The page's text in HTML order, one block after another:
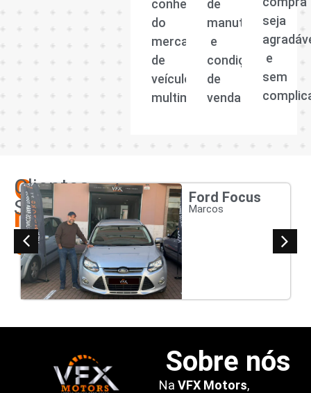
conhecedora
do
mercado
de
veículos
multimarcas.
de
manutenção
e
condições
de
venda.
seja
e
sem
Os
nossos
clientes
Clientes
Satisfeitos
Ford Focus
Marcos
Sobre nós
NaVFX Motors,